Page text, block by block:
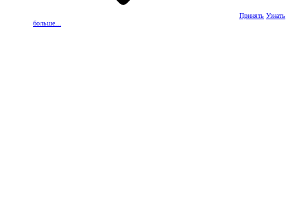
Принять Узнать
больше...